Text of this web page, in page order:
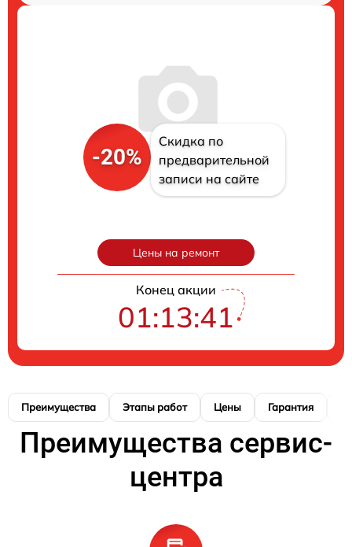
-20%
Скидка по
предварительной
записи на сайте
Цены на ремонт
Конец акции
01:13:41
Преимущества Этапы работ Цены Гарантия
Преимущества сервис-
центра